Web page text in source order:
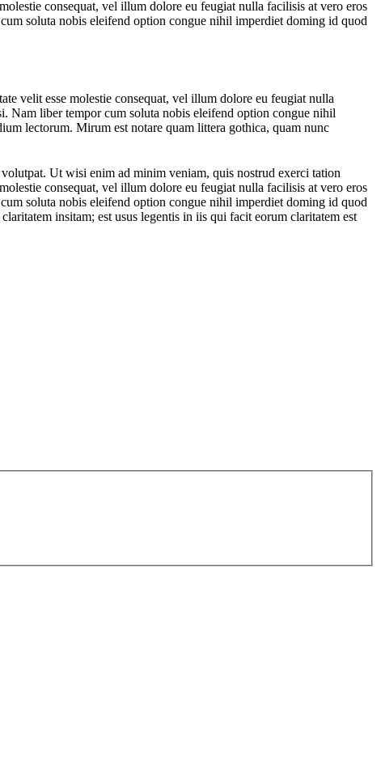
consequat, vel illum dolore eu feugiat nulla facilisis at vero eros
soluta nobis eleifend option congue nihil imperdiet doming id quod
velit esse molestie consequat, vel illum dolore eu feugiat nulla
Nam liber tempor cum soluta nobis eleifend option congue nihil
lectorum. Mirum est notare quam littera gothica, quam nunc
Ut wisi enim ad minim veniam, quis nostrud exerci tation
consequat, vel illum dolore eu feugiat nulla facilisis at vero eros
soluta nobis eleifend option congue nihil imperdiet doming id quod
insitam; est usus legentis in iis qui facit eorum claritatem est